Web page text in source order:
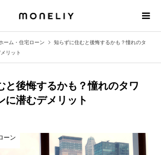
ーム・住宅ローン
知らずに住むと後悔するかも？憧れのタ
リット
と後悔するかも？憧れのタワ
に潜むデメリット
ーン